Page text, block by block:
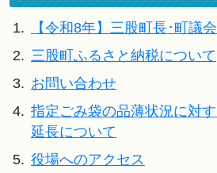
1.
【令和8年】三股町長･町議
2. 三股町ふるさと納税について
3. お問い合わせ
4. 指定ごみ袋の品薄状況に対
延長について
5. 役場へのアクセス